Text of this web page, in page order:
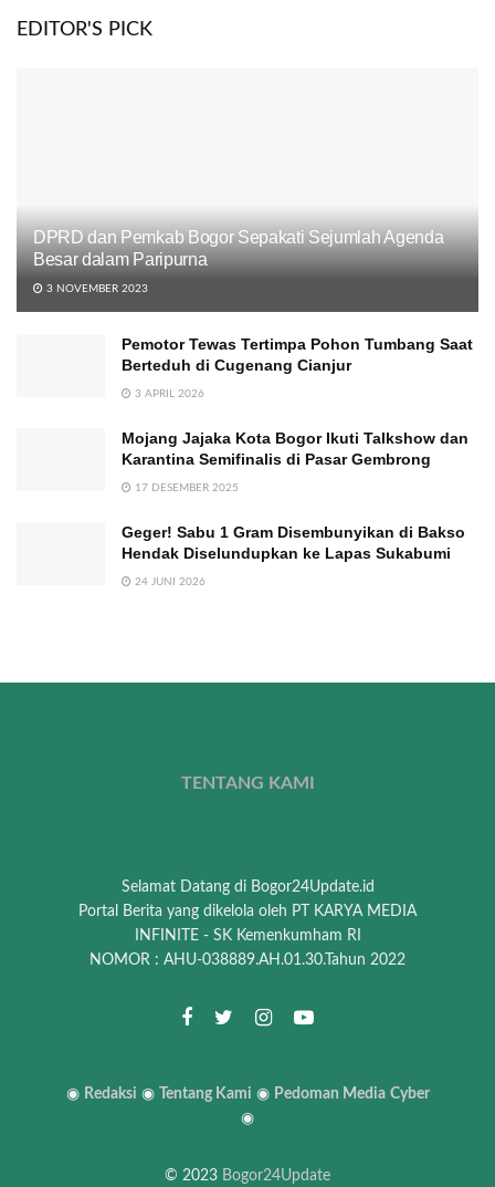
EDITOR'S PICK
DPRD dan Pemkab Bogor Sepakati Sejumlah Agenda
Besar dalam Paripurna
3 NOVEMBER 2023
Pemotor Tewas Tertimpa Pohon Tumbang Saat
Berteduh di Cugenang Cianjur
3 APRIL 2026
Mojang Jajaka Kota Bogor Ikuti Talkshow dan
Karantina Semifinalis di Pasar Gembrong
17 DESEMBER 2025
Geger! Sabu 1 Gram Disembunyikan di Bakso
Hendak Diselundupkan ke Lapas Sukabumi
24 JUNI 2026
TENTANG KAMI
Selamat Datang di Bogor24Update.id
Portal Berita yang dikelola oleh PT KARYA MEDIA
INFINITE - SK Kemenkumham RI
NOMOR : AHU-038889.AH.01.30.Tahun 2022
◉ Redaksi ◉ Tentang Kami ◉ Pedoman Media Cyber
◉
© 2023 Bogor24Update